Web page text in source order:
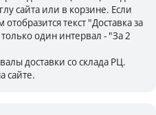
сайта или в корзине. Если
отобразится текст "Доставка за
один интервал - "За 2
доставки со склада РЦ.
сайте.